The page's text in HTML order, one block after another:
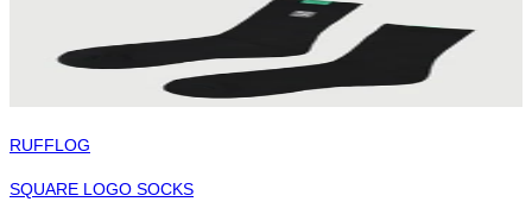
RUFFLOG
SQUARE LOGO SOCKS